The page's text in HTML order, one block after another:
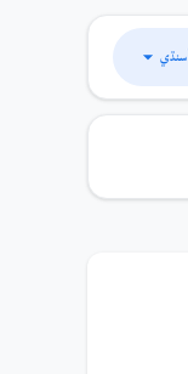
سنڌي